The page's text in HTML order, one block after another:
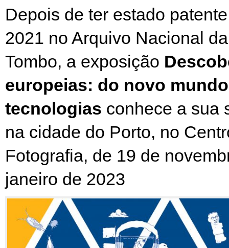
Depois de ter estado
2021 no Arquivo Nacional
Tombo, a exposição
europeias: do novo
tecnologias conhece a sua
na cidade do Porto, no
Fotografia, de 19 de nov
janeiro de 2023